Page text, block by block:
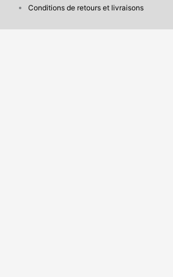
Conditions de retours et livraisons